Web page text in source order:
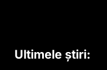
Ultimele știri: